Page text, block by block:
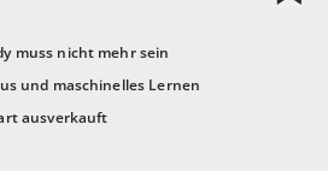
muss nicht mehr sein
und maschinelles Lernen
ausverkauft